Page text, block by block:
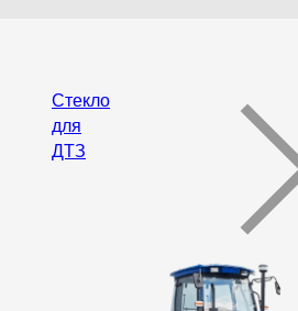
Стекло
для
ДТЗ